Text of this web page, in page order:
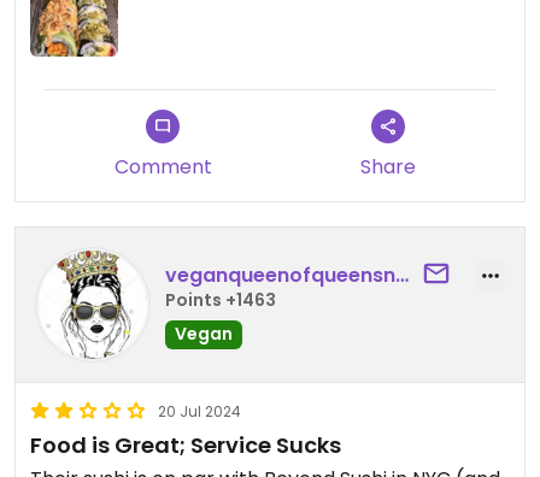
Comment Share
veganqueenofqueensnyc
Points +1463
Vegan
20 Jul 2024
Food is Great; Service Sucks